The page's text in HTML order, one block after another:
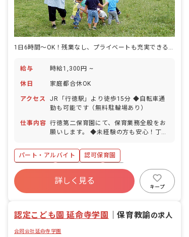
1日6時間～OK！残業なし、プライベートも充実できる好環境が魅力です
給与 時給1,300円 ~
休日 家庭都合休OK
アクセス
JR「行徳駅」より徒歩15分 ◆自転車通
勤も可能です（無料駐輪場あり）
仕事内容 行徳第二保育園にて、保育業務全般をお
願いします。 ◆未経験の方も安心！丁寧
きる人はいません。 だから最初は笑顔で
子どもたちとお話できれば大丈夫。 徐々
に仕事を覚えていけるよう、簡単なお手
伝いからお願いしていきます。 （室内の
消毒やおやつの準備など） 先輩の様子を
ください。
パート・アルバイト
認可保育園
残業少なめ
社会保険完備
有給
社会福祉法人
未経験歓迎
新卒も歓迎
詳しく見る
キープ
認定こども園 延命寺学園 ｜保育教諭の求人
合同会社延命寺学園